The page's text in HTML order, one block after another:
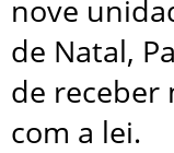
nove
de Natal,
de receber
com a lei.